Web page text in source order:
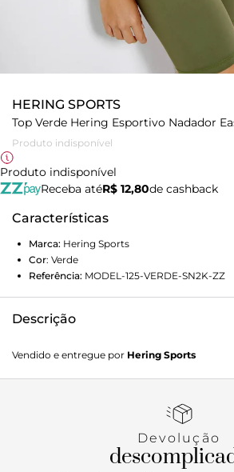
HERING SPORTS
Top Verde Hering Esportivo Nadador
Produto indisponível
Produto indisponível
Receba atéR$ 12,80de cashback
Características
Marca: Hering Sports
Cor: Verde
Referência: MODEL-125-VERDE-SN2K-ZZ
Descrição
que conta com o fio LYCRA® original
maior elasticidade, maior conforto e
sensação agradável em contato com a
Vendido e entregue por Hering Sports
Devolução